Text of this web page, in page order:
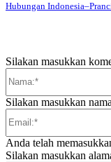
Hubungan
Silakan masukkan
Silakan masukkan
Anda telah
Silakan masukkan